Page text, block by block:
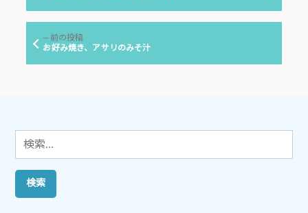
ナ
ー
前の投稿前
の
お好み焼き、アサリのみそ汁
検
索: